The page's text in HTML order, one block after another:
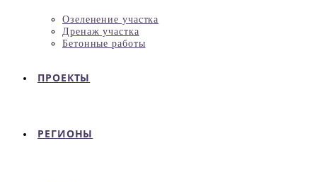
Озеленение участка
Дренаж участка
Бетонные работы
ПРОЕКТЫ
РЕГИОНЫ